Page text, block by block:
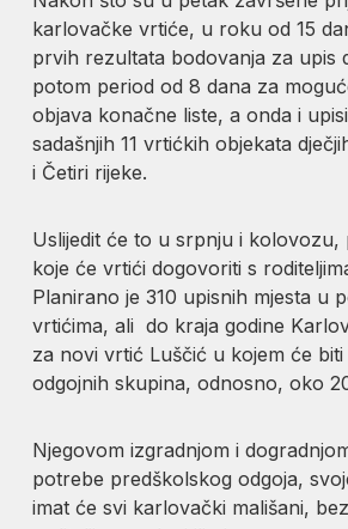
karlovačke vrtiće, u roku od 15
prvih rezultata bodovanja za upis
potom period od 8 dana za
objava konačne liste, a onda i
sadašnjih 11 vrtićkih objekata
i Četiri
Uslijedit će to u srpnju i kolovozu,
koje će vrtići dogovoriti s
Planirano je 310 upisnih mjesta u
vrtićima, ali do kraja godine
za novi vrtić Luščić u kojem će biti
odgojnih skupina, odnosno, oko
Njegovom izgradnjom i
potrebe predškolskog odgoja,
imat će svi karlovački mališani,